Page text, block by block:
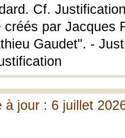
Cf.
créés par Jacques
Gaudet". -
à jour : 6 juillet